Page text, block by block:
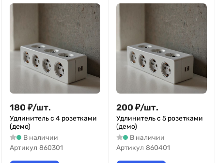
180 ₽/шт.
Удлинитель с 4 розетками
(демо)
В наличии
Артикул 860301
200 ₽/шт.
Удлинитель с 5 розетками
(демо)
В наличии
Артикул 860401